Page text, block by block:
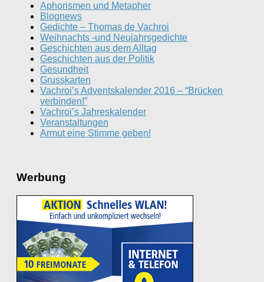
Aphorismen und Metapher
Blognews
Gedichte – Thomas de Vachroi
Weihnachts -und Neujahrsgedichte
Geschichten aus dem Alltag
Geschichten aus der Politik
Gesundheit
Grusskarten
Vachroi’s Adventskalender 2016 – “Brücken
verbinden!”
Vachroi’s Jahreskalender
Veranstaltungen
Armut eine Stimme geben!
Werbung